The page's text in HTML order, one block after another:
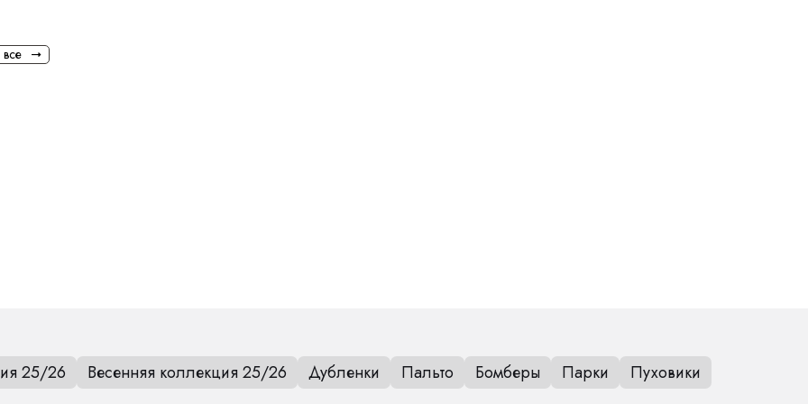
25/26 Весенняя коллекция 25/26 Дубленки Пальто Бомберы Парки Пуховики